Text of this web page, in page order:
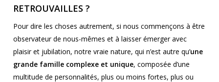
RETROUVAILLES ?
Pour dire les choses autrement, si nous commençons à être
observateur de nous-mêmes et à laisser émerger avec
plaisir et jubilation, notre vraie nature, qui n’est autre qu’une
grande famille complexe et unique, composée d’une
multitude de personnalités, plus ou moins fortes, plus ou